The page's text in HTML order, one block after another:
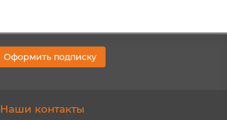
Оформить подписку
Наши контакты